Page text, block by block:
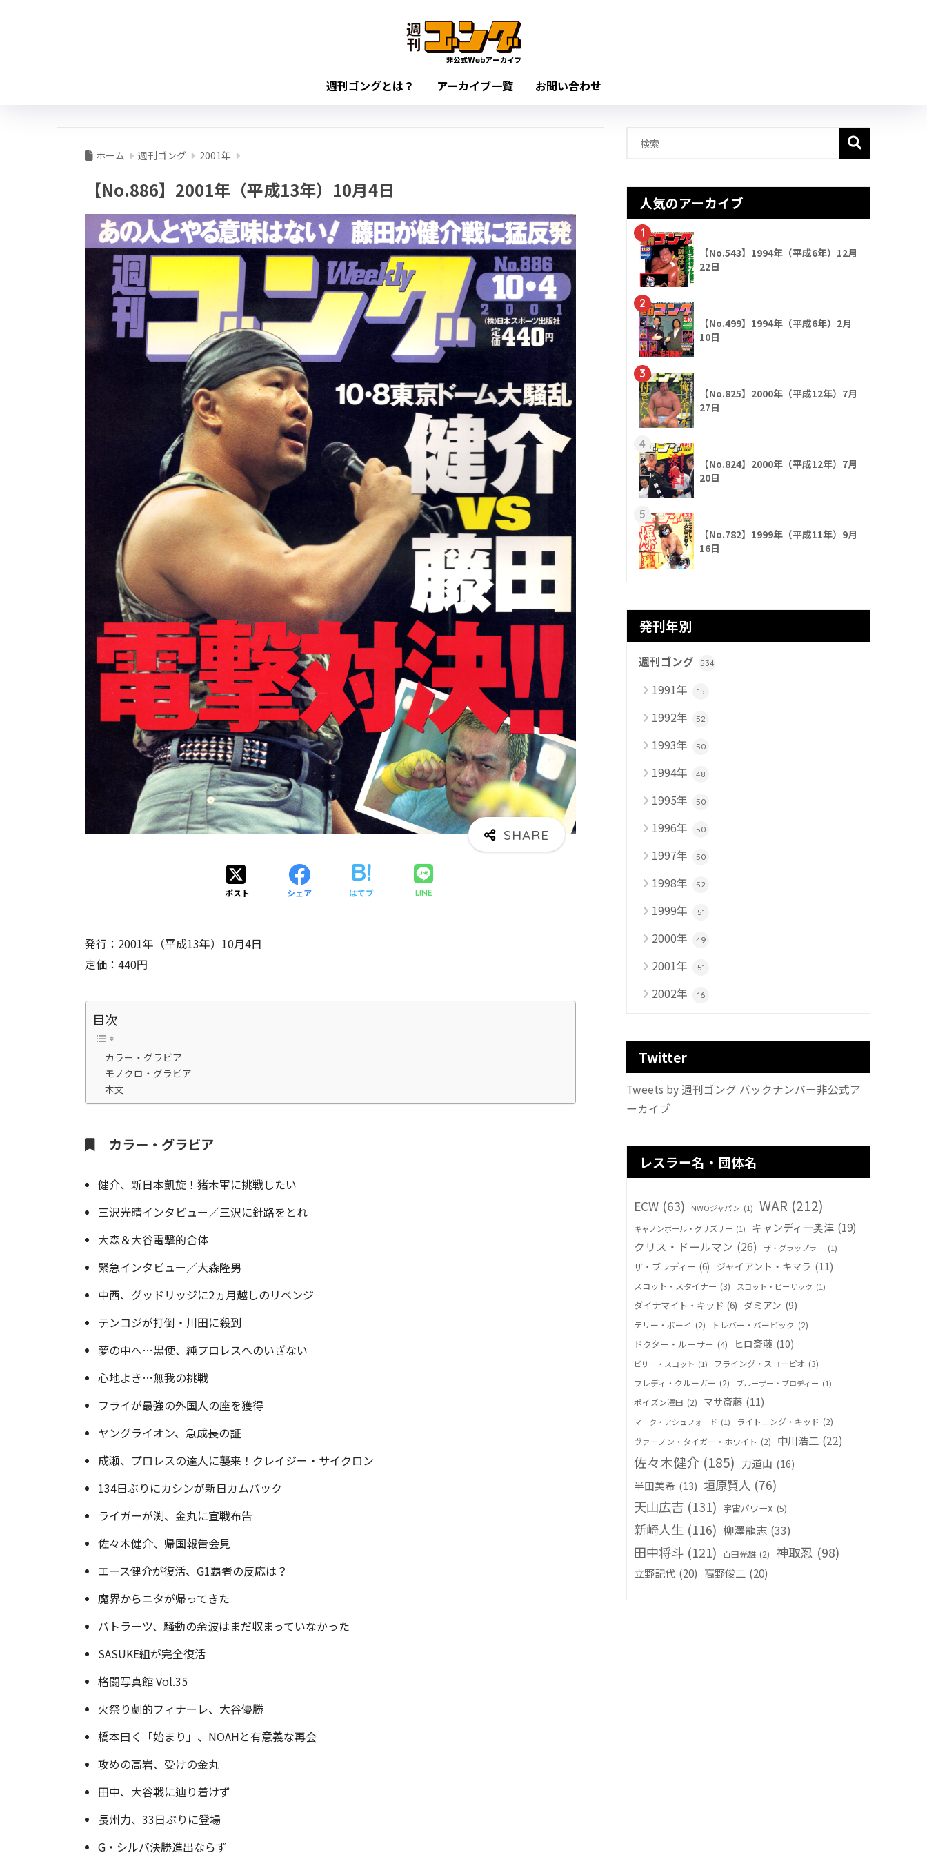
週刊ゴングとは？ アーカイブ一覧 お問い合わせ
ホーム 週刊ゴング 2001年
【No.886】2001年（平成13年）10月4日
ポスト シェア はてブ LINE
発行：2001年（平成13年）10月4日
定価：440円
目次
カラー・グラビア
モノクロ・グラビア
本文
カラー・グラビア
健介、新日本凱旋！猪木軍に挑戦したい
三沢光晴インタビュー／三沢に針路をとれ
大森＆大谷電撃的合体
緊急インタビュー／大森隆男
中西、グッドリッジに2ヵ月越しのリベンジ
テンコジが打倒・川田に殺到
夢の中へ…黒使、純プロレスへのいざない
心地よき…無我の挑戦
フライが最強の外国人の座を獲得
ヤングライオン、急成長の証
成瀬、プロレスの達人に襲来！クレイジー・サイクロン
134日ぶりにカシンが新日カムバック
ライガーが渕、金丸に宣戦布告
佐々木健介、帰国報告会見
エース健介が復活、G1覇者の反応は？
魔界からニタが帰ってきた
バトラーツ、騒動の余波はまだ収まっていなかった
SASUKE組が完全復活
格闘写真館 Vol.35
火祭り劇的フィナーレ、大谷優勝
橋本曰く「始まり」、NOAHと有意義な再会
攻めの高岩、受けの金丸
田中、大谷戦に辿り着けず
長州力、33日ぶりに登場
G・シルバ決勝進出ならず
人気のアーカイブ
1
【No.543】1994年（平成6年）12月
22日
2
【No.499】1994年（平成6年）2月
10日
3
【No.825】2000年（平成12年）7月
27日
4
【No.824】2000年（平成12年）7月
20日
5
【No.782】1999年（平成11年）9月
16日
発刊年別
週刊ゴング 534
1991年 15
1992年 52
1993年 50
1994年 48
1995年 50
1996年 50
1997年 50
1998年 52
1999年 51
2000年 49
2001年 51
2002年 16
Twitter
Tweets by 週刊ゴング バックナンバー非公式ア
ーカイブ
レスラー名・団体名
ECW (63) NWOジャパン (1) WAR (212)
キャノンボール・グリズリー (1) キャンディー奥津 (19)
クリス・ドールマン (26) ザ・グラップラー (1)
ザ・ブラディー (6) ジャイアント・キマラ (11)
スコット・スタイナー (3) スコット・ビーザック (1)
ダイナマイト・キッド (6) ダミアン (9)
テリー・ボーイ (2) トレバー・バービック (2)
ドクター・ルーサー (4) ヒロ斎藤 (10)
ビリー・スコット (1) フライング・スコーピオ (3)
フレディ・クルーガー (2) ブルーザー・ブロディー (1)
ポイズン澤田 (2) マサ斎藤 (11)
マーク・アシュフォード (1) ライトニング・キッド (2)
ヴァーノン・タイガー・ホワイト (2) 中川浩二 (22)
佐々木健介 (185) 力道山 (16)
半田美希 (13) 垣原賢人 (76)
天山広吉 (131) 宇宙パワーX (5)
新崎人生 (116) 柳澤龍志 (33)
田中将斗 (121) 百田光雄 (2) 神取忍 (98)
立野記代 (20) 高野俊二 (20)